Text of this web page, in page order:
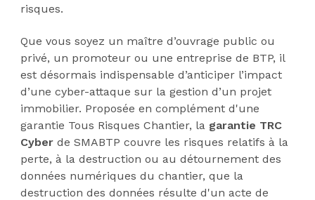
risques.
Que vous soyez un maître d’ouvrage public ou
privé, un promoteur ou une entreprise de BTP, il
est désormais indispensable d’anticiper l’impact
d’une cyber-attaque sur la gestion d’un projet
immobilier. Proposée en complément d'une
garantie Tous Risques Chantier, la garantie TRC
Cyberde SMABTP couvre les risques relatifs à la
perte, à la destruction ou au détournement des
données numériques du chantier, que la
destruction des données résulte d'un acte de